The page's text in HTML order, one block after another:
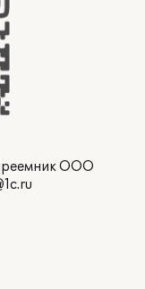
ООО